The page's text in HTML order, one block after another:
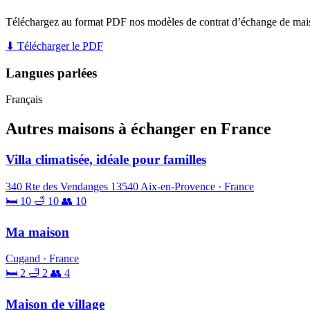
Téléchargez au format PDF nos modèles de contrat d’échange de
⬇ Télécharger le PDF
Langues parlées
Français
Autres maisons à échanger en France
Villa climatisée, idéale pour familles
340 Rte des Vendanges 13540 Aix-en-Provence · France
🛏 10 🛁 10 👥 10
Ma maison
Cugand · France
🛏 2 🛁 2 👥 4
Maison de village